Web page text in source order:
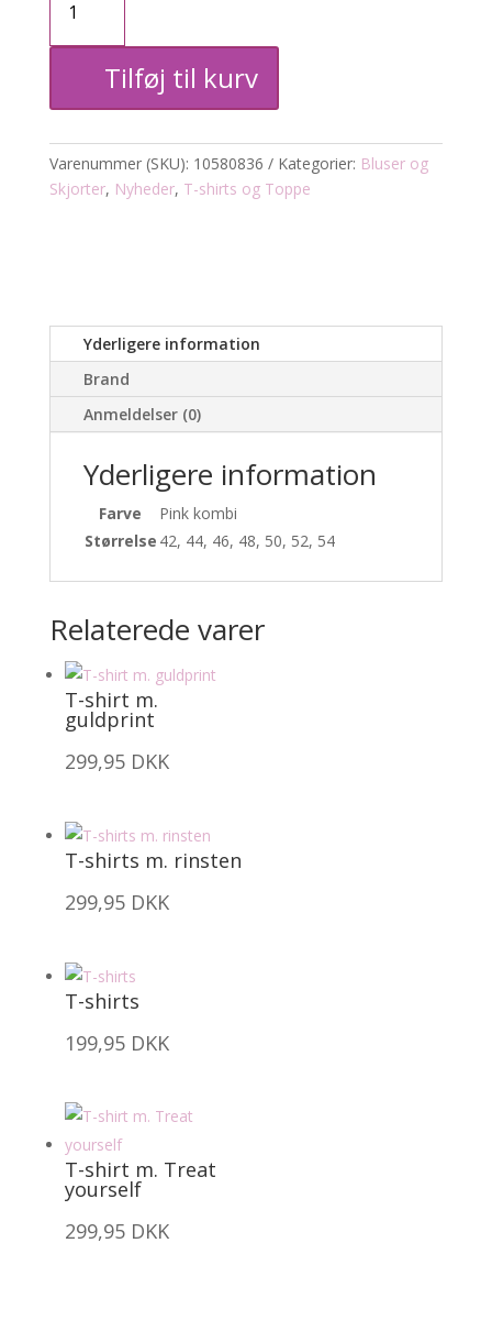
bluse
Tilføj til kurv
Varenummer (SKU): 10580836 Kategorier: Bluser og
Skjorter, Nyheder, T-shirts og Toppe
Yderligere information
Brand
Anmeldelser (0)
Yderligere information
Farve
Pink kombi
Størrelse 42, 44, 46, 48, 50, 52, 54
Relaterede varer
T-shirt m.
guldprint
299,95 DKK
T-shirts m. rinsten
299,95 DKK
T-shirts
199,95 DKK
T-shirt m. Treat
yourself
299,95 DKK